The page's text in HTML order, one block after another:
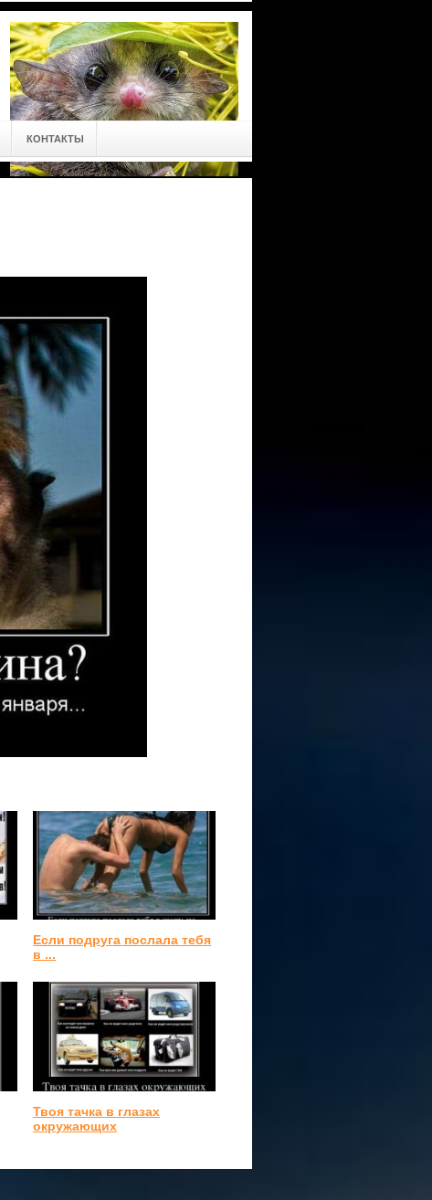
КОНТАКТЫ
Если подруга послала тебя
в ...
Твоя тачка в глазах
окружающих